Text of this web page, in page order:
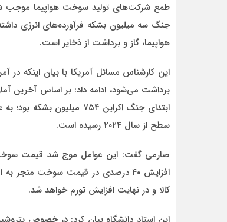
طمع شرکت‌های تولید سوخت هواپیما موجب
هواپیما، گاز و برداشت از ذخایر است.
این کارشناس مسائل آمریکا با بیان اینکه در
ابتدای جنگ اکراین ۷۵۴
سطح از سال ۲۰۲۴ رسیده است.
افزایش ۴۰ درصدی در قیمت سوخت
کالا و در نهایت افزایش تورم خواهد شد.